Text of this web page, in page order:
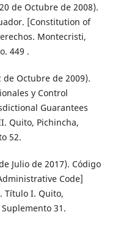
de Octubre de 2008).
[Constitution of
Montecristi,
449 .
Octubre de 2009).
y Control
Guarantees
Quito, Pichincha,
52.
Julio de 2017). Código
Code]
. Título I. Quito,
31.